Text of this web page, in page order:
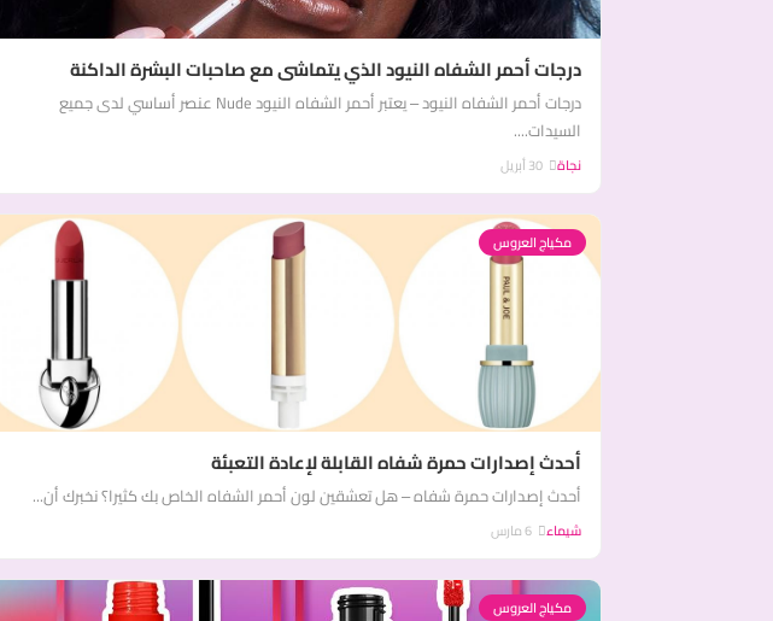
درجات أحمر الشفاه النيود الذي يتماشى مع صاحبات البشرة الداكنة
درجات أحمر الشفاه النيود – يعتبر أحمر الشفاه النيود Nude عنصر أساسي لدى جميع
السيدات....
نجاة
مكياج العروس
أحدث إصدارات حمرة شفاه القابلة لإعادة التعبئة
أحدث إصدارات حمرة شفاه – هل تعشقين لون أحمر الشفاه الخاص بك كثيرا؟ نخبرك أن...
شيماء
مكياج العروس